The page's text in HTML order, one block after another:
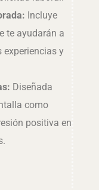
Incluye
te ayudarán a
experiencias y
Diseñada
como
positiva en